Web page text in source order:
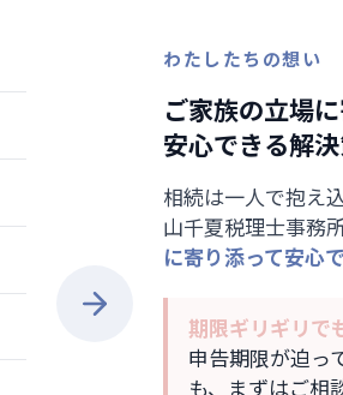
わたしたちの想い
ご家族の立場に
安心できる解決
相続は一人で抱え
山千夏税理士事務
に寄り添って安心
期限ギリギリで
申告期限が迫っ
も、まずはご相